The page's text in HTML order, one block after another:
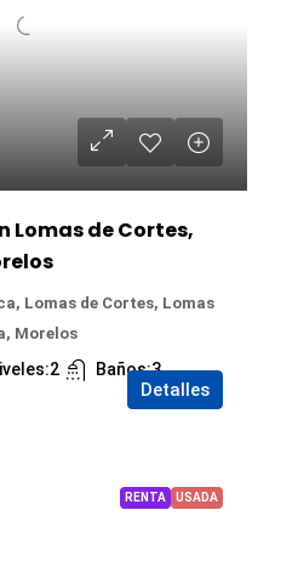
Lomas de Cortes,
Lomas de Cortes, Lomas
Morelos
2 Baños:3
Detalles
RENTA USADA